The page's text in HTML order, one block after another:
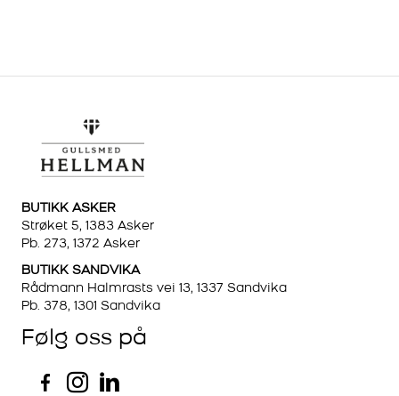
BUTIKK ASKER
Strøket 5, 1383 Asker
Pb. 273, 1372 Asker
BUTIKK SANDVIKA
Rådmann Halmrasts vei 13, 1337 Sandvika
Pb. 378, 1301 Sandvika
Følg oss på